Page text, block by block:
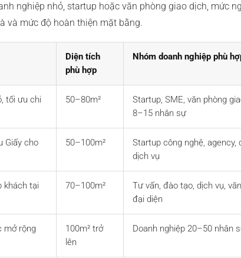
nghiệp nhỏ, startup hoặc văn phòng giao dịch, mức
và mức độ hoàn thiện mặt bằng.
Diện tích
phù hợp
Nhóm doanh nghiệp phù
tối ưu chi
50–80m²
Startup, SME, văn phòng
8–15 nhân sự
Giấy cho
50–100m²
Startup công nghệ, agency,
dịch vụ
khách tại
70–100m²
Tư vấn, đào tạo, dịch vụ,
đại diện
mở rộng
100m² trở
lên
Doanh nghiệp 20–50 nhân